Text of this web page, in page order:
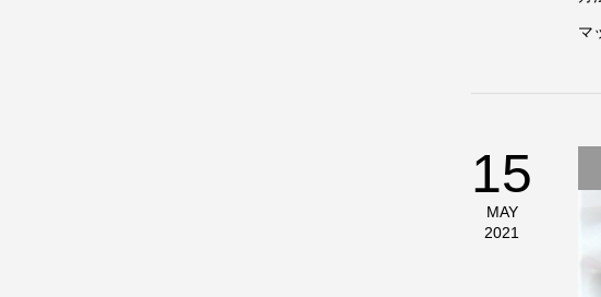
マ
15
MAY
2021